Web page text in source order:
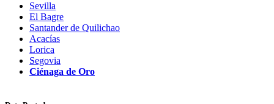
Sevilla
El Bagre
Santander de Quilichao
Acacías
Lorica
Segovia
Ciénaga de Oro